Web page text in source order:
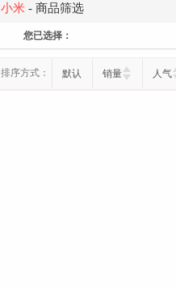
小米 - 商品筛选
您已选择：
排序方式： 默认 销量 人气